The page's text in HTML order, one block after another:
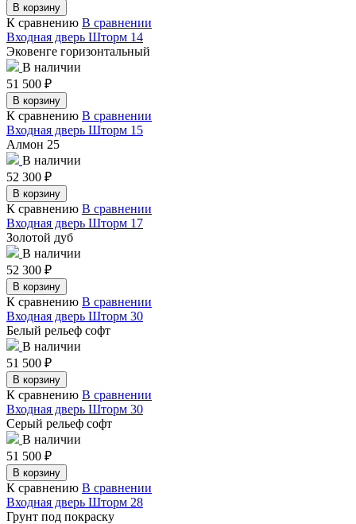
В корзину
К сравнению В сравнении
Входная дверь Шторм 14
Эковенге горизонтальный
В наличии
51 500 ₽
В корзину
К сравнению В сравнении
Входная дверь Шторм 15
Алмон 25
В наличии
52 300 ₽
В корзину
К сравнению В сравнении
Входная дверь Шторм 17
Золотой дуб
В наличии
52 300 ₽
В корзину
К сравнению В сравнении
Входная дверь Шторм 30
Белый рельеф софт
В наличии
51 500 ₽
В корзину
К сравнению В сравнении
Входная дверь Шторм 30
Серый рельеф софт
В наличии
51 500 ₽
В корзину
К сравнению В сравнении
Входная дверь Шторм 28
Грунт под покраску